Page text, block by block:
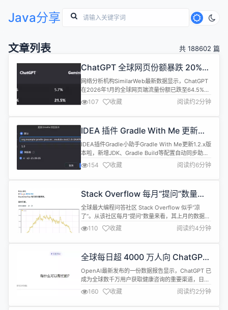
Java分享
文章列表 共 188602 篇
ChatGPT 全球网页份额暴跌 20%，
Gemini 份额破 20%
网络分析机构SimilarWeb最新数据显示，ChatGPT
在2026年1月的全球网页端流量份额已跌至64.5%，
相较2025年1月86.7%的绝对统治地位，一年内流失
超20个百分点。与此同时，谷歌 Gemini 份额突破
21.5%，首次跨越 20% 关口，成为最大受益者。
态、免费开放等策略，增速持续领...
107 收藏 阅读约2分钟
IDEA 插件 Gradle With Me 更新
1.2.x，新增 JDK、Gradle Build 助
力开发
IDEA插件Gradle小助手Gradle With Me更新1.2.x版
本啦，新增JDK、Gradle Build等配置自动同步助力
多JDK版本开发！ 🏷️ 标签 ：#gradle #idea插件
#java #nexus #gpvp #GradleWithMe
#MavenSearch #GradleUpdate #JDK切换
154 收藏 阅读约6分钟
Stack Overflow 每月“提问”数量持
续减少，已跌破 18 年前起点
全球最大编程问答社区 Stack Overflow 似乎“凉
了”。从该社区每月“提问”数量来看，其上月的数据比
18 年前上线首月还要少。
https://data.stackexchange.com/stackoverflow/
开发者Theodore Smith曾是该网站贡献者排名前
110 收藏 阅读约4分钟
全球每日超 4000 万人向 ChatGPT
寻求医疗建议
OpenAI最新发布的一份数据报告显示，ChatGPT 已
成为全球数千万用户获取健康咨询的重要渠道，日均
访问量突破4000万人次。 报告指出，这一趋势在非
临床任务中尤为显著。每周有约160万至190万条用
户消息集中在健康保险领域，包括保险计划对比、账
160 收藏 阅读约2分钟